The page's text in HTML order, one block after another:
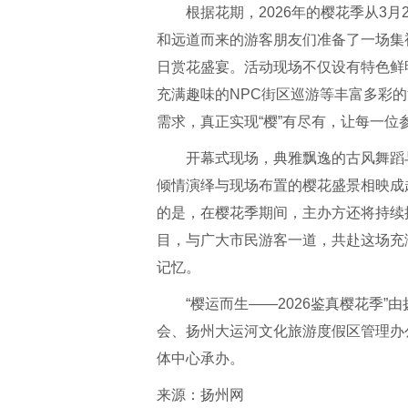
根据花期，2026年的樱花季从3
和远道而来的游客朋友们准备了一场
日赏花盛宴。活动现场不仅设有特色
充满趣味的NPC街区巡游等丰富多彩
需求，真正实现“樱”有尽有，让每一
开幕式现场，典雅飘逸的古风舞
倾情演绎与现场布置的樱花盛景相映
的是，在樱花季期间，主办方还将持
目，与广大市民游客一道，共赴这场
记忆。
“樱运而生——2026鉴真樱花季”由
会、扬州大运河文化旅游度假区管理
体中心承办。
来源： 扬州网